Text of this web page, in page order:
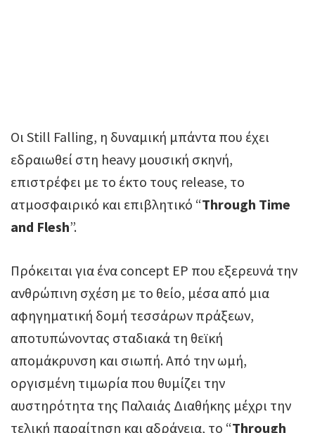
Οι Still Falling, η δυναμική μπάντα που έχει
εδραιωθεί στη heavy μουσική σκηνή,
επιστρέφει με το έκτο τους release, το
ατμοσφαιρικό και επιβλητικό “Through Time
and Flesh”.
Πρόκειται για ένα concept EP που εξερευνά την
ανθρώπινη σχέση με το θείο, μέσα από μια
αφηγηματική δομή τεσσάρων πράξεων,
αποτυπώνοντας σταδιακά τη θεϊκή
απομάκρυνση και σιωπή. Από την ωμή,
οργισμένη τιμωρία που θυμίζει την
αυστηρότητα της Παλαιάς Διαθήκης μέχρι την
τελική παραίτηση και αδράνεια, το “Through